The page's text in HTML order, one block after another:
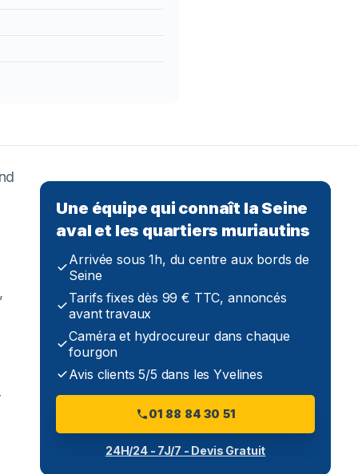
Une équipe qui connaît la Seine
aval et les quartiers muriautins
Arrivée sous 1h, du centre aux bords de
Seine
Tarifs fixes dès 99 € TTC, annoncés
avant travaux
Caméra et hydrocureur dans chaque
fourgon
Avis clients 5/5 dans les Yvelines
01 88 84 30 51
24H/24 - 7J/7 - Devis Gratuit